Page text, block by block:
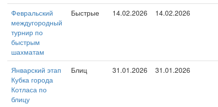
Февральский
междугородный
турнир по
быстрым
шахматам
Быстрые 14.02.2026 14.02.2026
Январский этап
Кубка города
Котласа по
блицу
Блиц 31.01.2026 31.01.2026